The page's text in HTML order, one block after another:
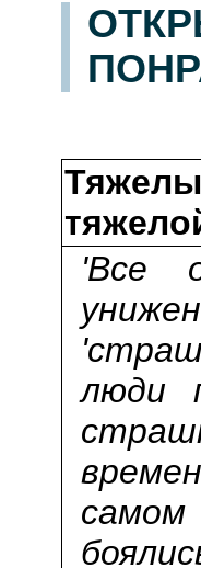
'Все
люди